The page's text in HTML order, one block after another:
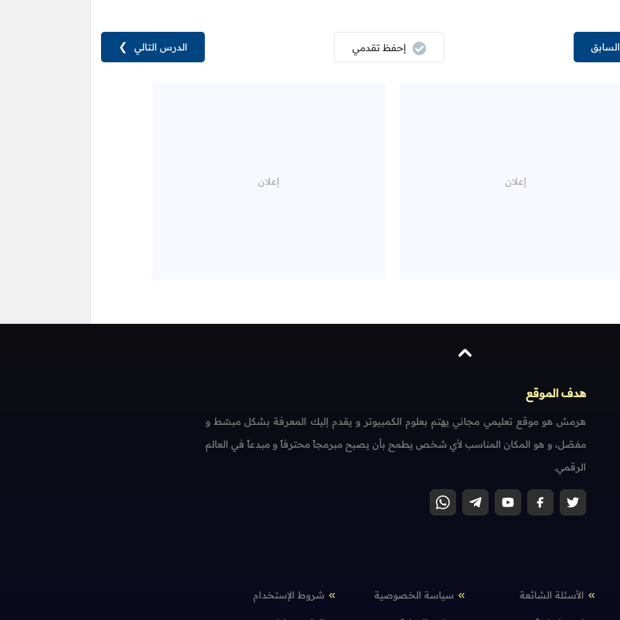
الدرس التالي ❯ إحفظ تقدمي
هدف الموقع
هرمش هو موقع تعليمي مجاني يهتم بعلوم الكمبيوتر و يقدم إليك المعرفة بشكل مبسّط و
مفصّل، و هو المكان المناسب لأي شخص يطمح بأن يصبح مبرمجاً محترفاً و مبدعاً في العالم
الرقمي.
الأسئلة الشائعة سياسة الخصوصية شروط الإستخدام